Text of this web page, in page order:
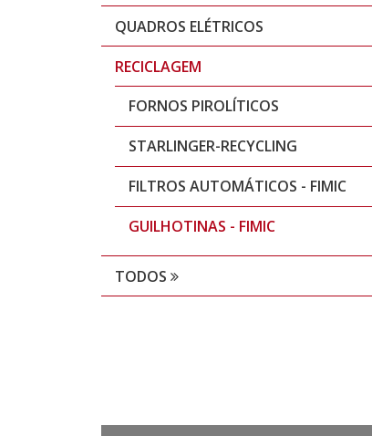
QUADROS ELÉTRICOS
RECICLAGEM
FORNOS PIROLÍTICOS
STARLINGER-RECYCLING
FILTROS AUTOMÁTICOS - FIMIC
GUILHOTINAS - FIMIC
TODOS